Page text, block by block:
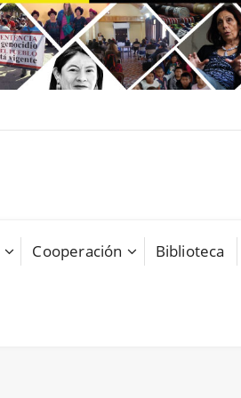
Cooperación Biblioteca